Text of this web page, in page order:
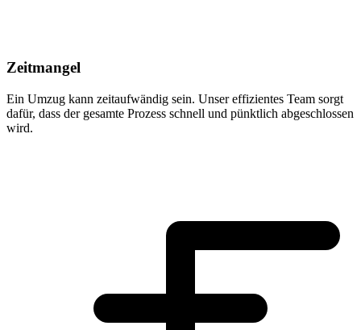
Zeitmangel
Ein Umzug kann zeitaufwändig sein. Unser effizientes Team sorgt
dafür, dass der gesamte Prozess schnell und pünktlich abgeschlossen
wird.